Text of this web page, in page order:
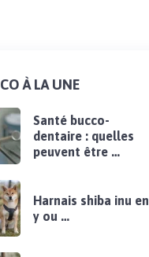
À LA UNE
Santé bucco-
dentaire : quelles
peuvent être …
Harnais shiba inu en
y ou …